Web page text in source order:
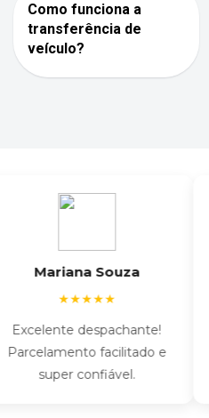
Como funciona a
transferência de
veículo?
Mariana Souza
★★★★★
despachante!
facilitado e
super confiável.